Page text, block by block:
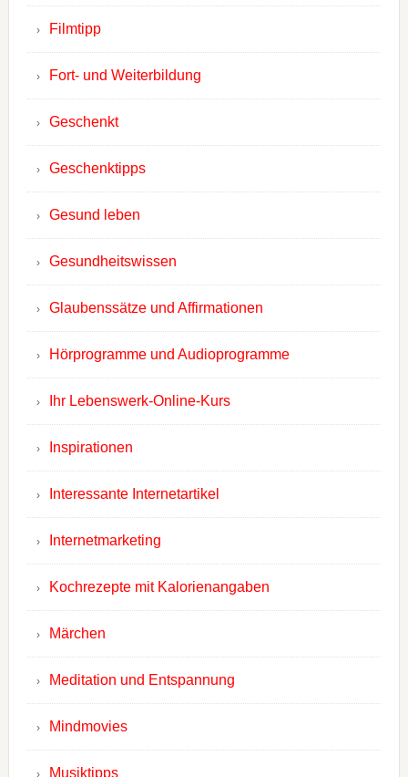
Filmtipp
Fort- und Weiterbildung
Geschenkt
Geschenktipps
Gesund leben
Gesundheitswissen
Glaubenssätze und Affirmationen
Hörprogramme und Audioprogramme
Ihr Lebenswerk-Online-Kurs
Inspirationen
Interessante Internetartikel
Internetmarketing
Kochrezepte mit Kalorienangaben
Märchen
Meditation und Entspannung
Mindmovies
Musiktipps